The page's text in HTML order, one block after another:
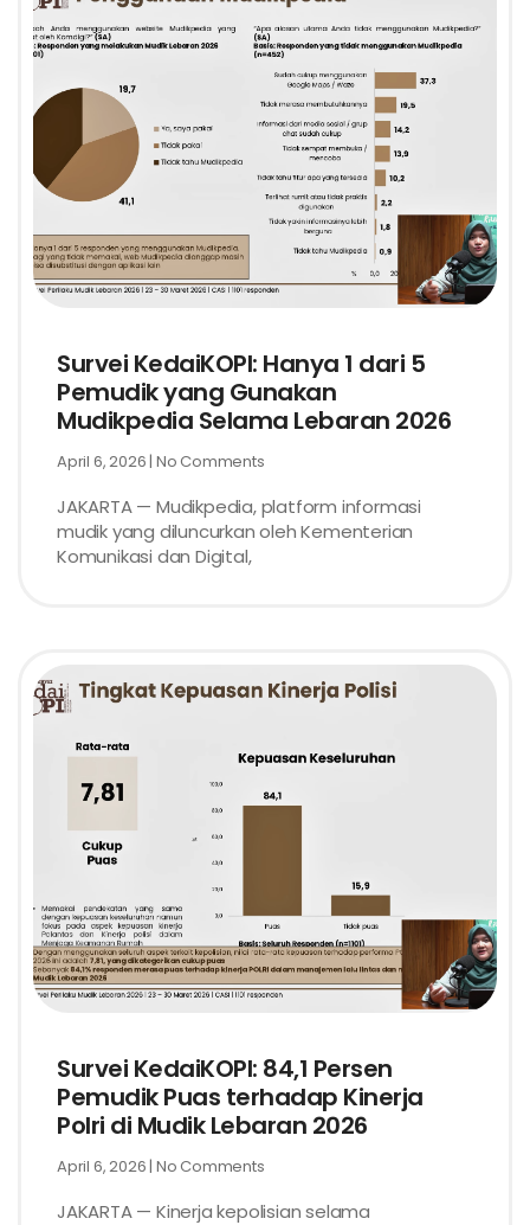
Survei KedaiKOPI: Hanya 1 dari 5
Pemudik yang Gunakan
Mudikpedia Selama Lebaran 2026
April 6, 2026 No Comments
JAKARTA — Mudikpedia, platform informasi
mudik yang diluncurkan oleh Kementerian
Komunikasi dan Digital,
Survei KedaiKOPI: 84,1 Persen
Pemudik Puas terhadap Kinerja
Polri di Mudik Lebaran 2026
April 6, 2026 No Comments
JAKARTA — Kinerja kepolisian selama